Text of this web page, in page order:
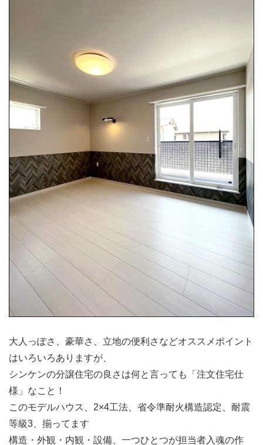
大人っぽさ、豪華さ、立地の便利さなどオススメポイント
はいろいろありますが、
シンケンの分譲住宅の良さは何と言っても「注文住宅仕
様」なこと！
このモデルハウス、2×4工法、省令準耐火構造認定、耐震
等級3、揃ってます
構造・外観・内観・設備、一つひとつが担当者入魂の作